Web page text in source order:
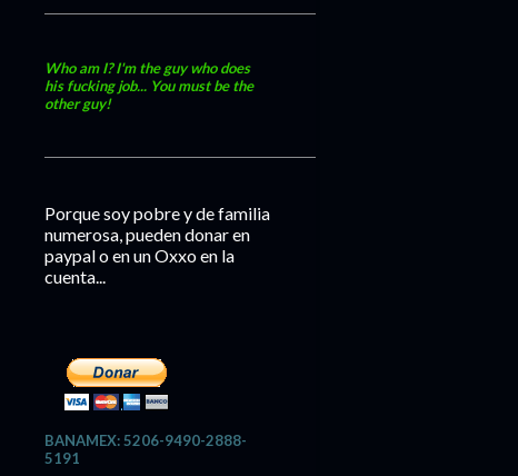
Who am I? I'm the guy who does
his fucking job... You must be the
other guy!
Porque soy pobre y de familia
numerosa, pueden donar en
paypal o en un Oxxo en la
cuenta...
BANAMEX: 5206-9490-2888-
5191